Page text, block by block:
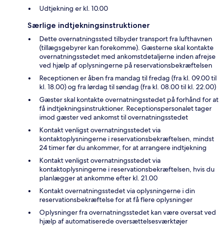
Udtjekning er kl. 10.00
Særlige indtjekningsinstruktioner
Dette overnatningssted tilbyder transport fra lufthavnen
(tillægsgebyrer kan forekomme). Gæsterne skal kontakte
overnatningsstedet med ankomstdetaljerne inden afrejse
ved hjælp af oplysningerne på reservationsbekræftelsen
Receptionen er åben fra mandag til fredag (fra kl. 09.00 til
kl. 18.00) og fra lørdag til søndag (fra kl. 08.00 til kl. 22.00)
Gæster skal kontakte overnatningsstedet på forhånd for at
få indtjekningsinstruktioner. Receptionspersonalet tager
imod gæster ved ankomst til overnatningsstedet
Kontakt venligst overnatningsstedet via
kontaktoplysningerne i reservationsbekræftelsen, mindst
24 timer før du ankommer, for at arrangere indtjekning
Kontakt venligst overnatningsstedet via
kontaktoplysningerne i reservationsbekræftelsen, hvis du
planlægger at ankomme efter kl. 21.00
Kontakt overnatningsstedet via oplysningerne i din
reservationsbekræftelse for at få flere oplysninger
Oplysninger fra overnatningsstedet kan være oversat ved
hjælp af automatiserede oversættelsesværktøjer